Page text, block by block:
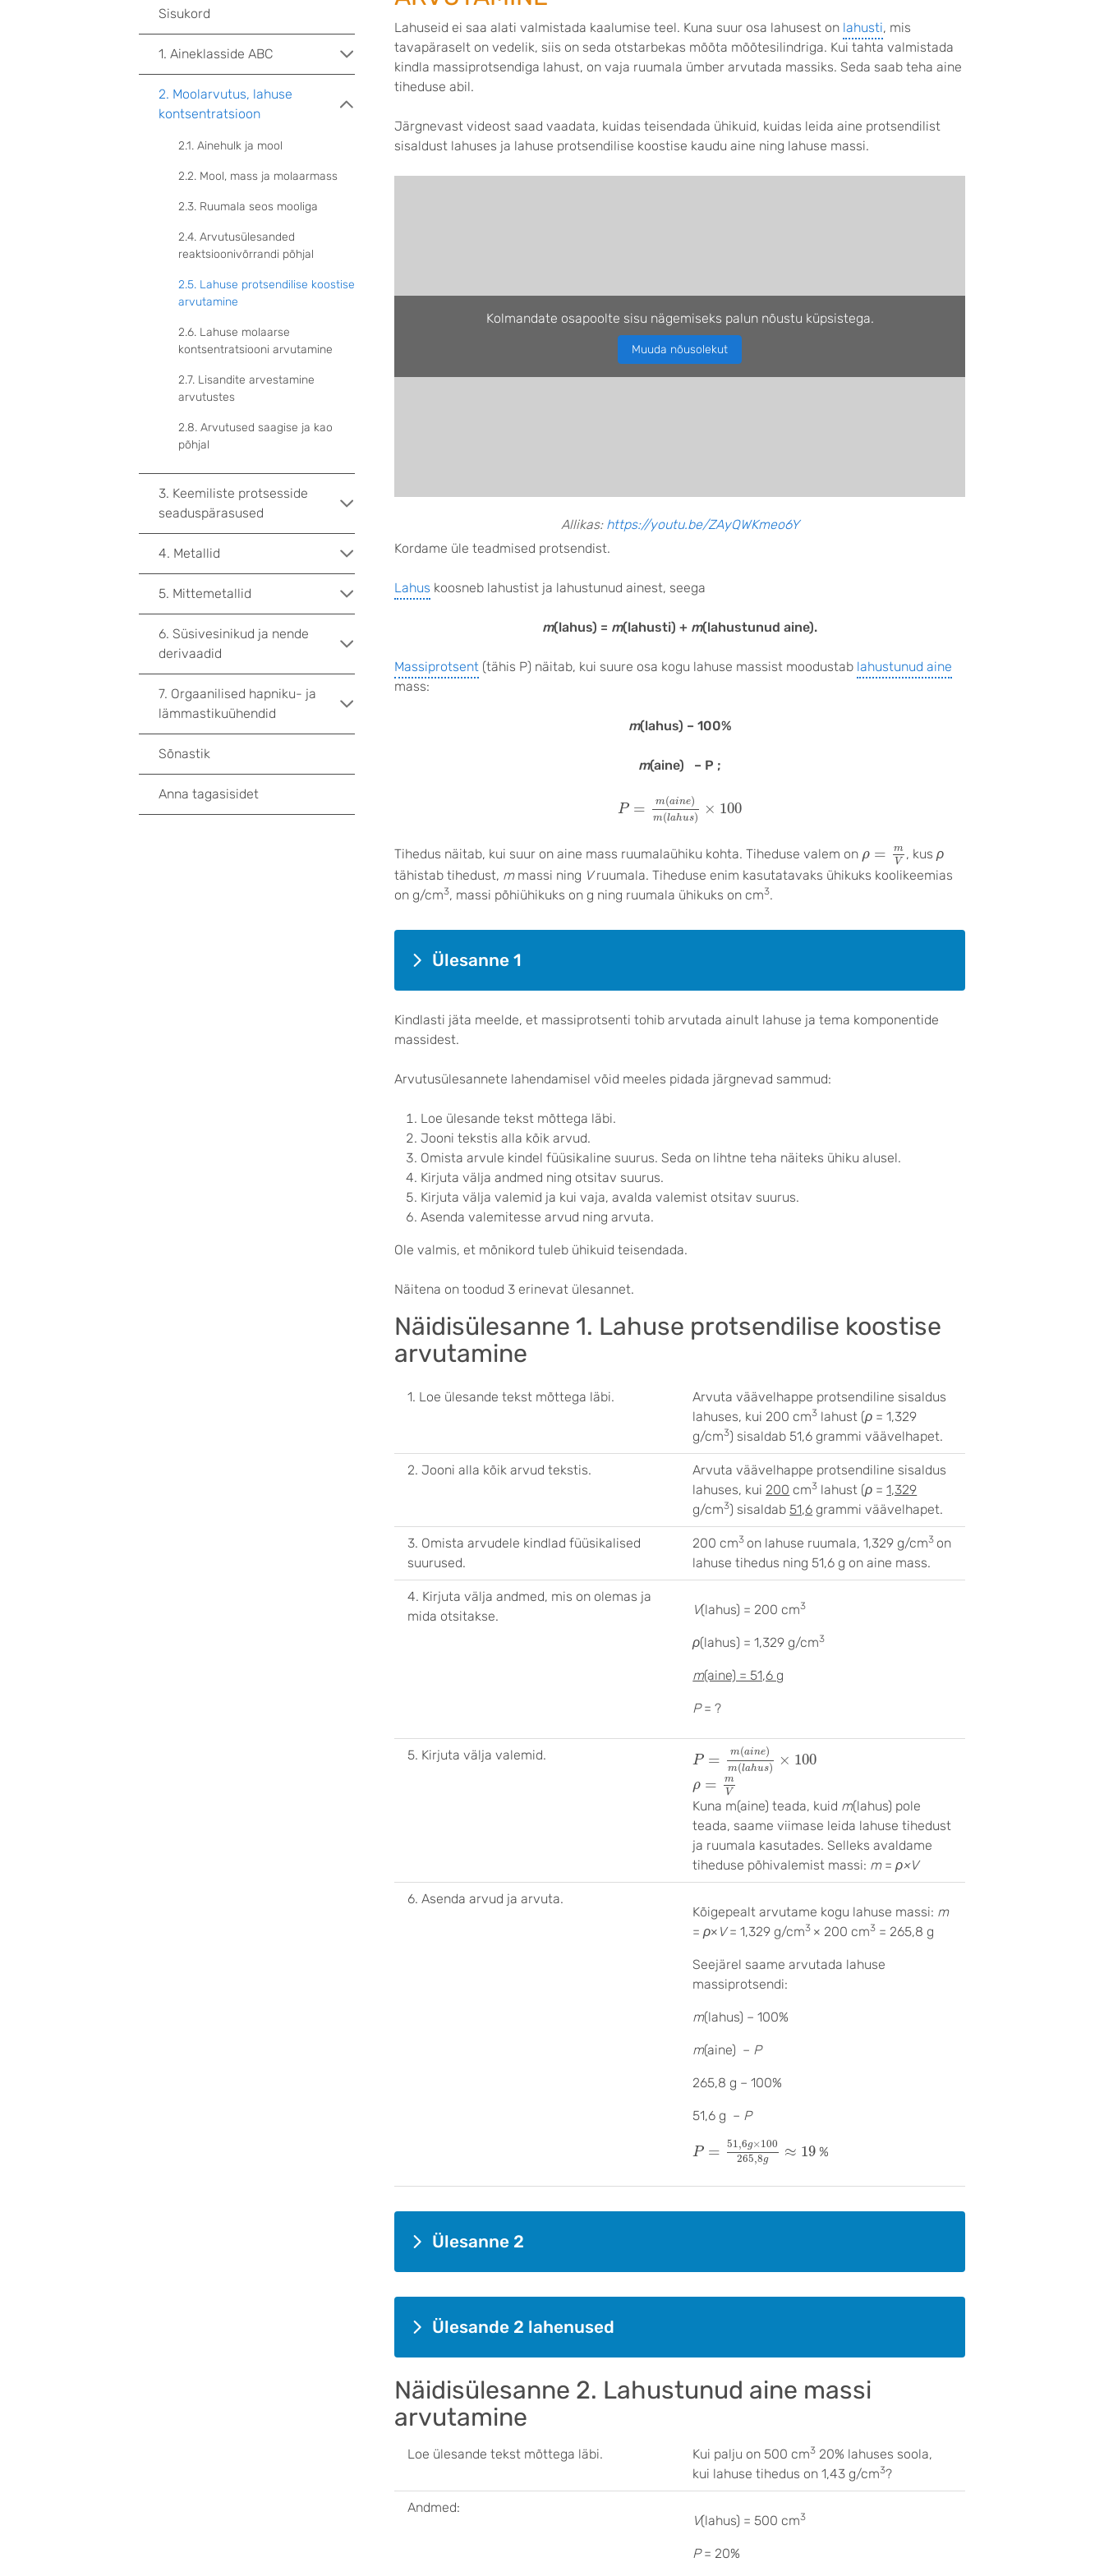
Lahuseid ei saa alati valmistada kaalumise teel. Kuna suur osa lahusest on lahusti, mis
tavapäraselt on vedelik, siis on seda otstarbekas mõõta mõõtesilindriga. Kui tahta valmistada
kindla massiprotsendiga lahust, on vaja ruumala ümber arvutada massiks. Seda saab teha aine
tiheduse abil.
Järgnevast videost saad vaadata, kuidas teisendada ühikuid, kuidas leida aine protsendilist
sisaldust lahuses ja lahuse protsendilise koostise kaudu aine ning lahuse massi.
Kolmandate osapoolte sisu nägemiseks palun nõustu küpsistega.
Muuda nõusolekut
Allikas: https://youtu.be/ZAyQWKmeo6Y
Kordame üle teadmised protsendist.
Lahus koosneb lahustist ja lahustunud ainest, seega
m(lahus) = m(lahusti) + m(lahustunud aine).
Massiprotsent (tähis P) näitab, kui suure osa kogu lahuse massist moodustab lahustunud aine
mass:
m(lahus) – 100%
m(aine) – P ;
P = m(aine)
m(lahus) × 100
aine)m
Tihedus näitab, kui suur on aine mass ruumalaühiku kohta. Tiheduse valem on ρ =
m
V
V , kusρ
tähistab tihedust, mmassi ning Vruumala. Tiheduse enim kasutatavaks ühikuks koolikeemias
on g/cm3, massi põhiühikuks on g ning ruumala ühikuks on cm3.
Ülesanne 1
Kindlasti jäta meelde, et massiprotsenti tohib arvutada ainult lahuse ja tema komponentide
massidest.
Arvutusülesannete lahendamisel võid meeles pidada järgnevad sammud:
Loe ülesande tekst mõttega läbi.
Jooni tekstis alla kõik arvud.
Omista arvule kindel füüsikaline suurus. Seda on lihtne teha näiteks ühiku alusel.
Kirjuta välja andmed ning otsitav suurus.
Kirjuta välja valemid ja kui vaja, avalda valemist otsitav suurus.
Asenda valemitesse arvud ning arvuta.
Ole valmis, et mõnikord tuleb ühikuid teisendada.
Näitena on toodud 3 erinevat ülesannet.
Näidisülesanne 1. Lahuse protsendilise koostise
arvutamine
1. Loe ülesande tekst mõttega läbi.
Arvuta väävelhappe protsendiline sisaldus
lahuses, kui 200 cm3 lahust (ρ = 1,329
g/cm3) sisaldab 51,6 grammi väävelhapet.
2. Jooni alla kõik arvud tekstis.
Arvuta väävelhappe protsendiline sisaldus
lahuses, kui 200 cm3 lahust (ρ =1,329
g/cm3) sisaldab51,6 grammi väävelhapet.
3. Omista arvudele kindlad füüsikalised
suurused.
200 cm3 on lahuse ruumala, 1,329 g/cm3 on
lahuse tihedus ning 51,6 g on aine mass.
4. Kirjuta välja andmed, mis on olemas ja
mida otsitakse.
V(lahus) = 200 cm3
ρ(lahus) = 1,329 g/cm3
m(aine) = 51,6 g
P= ?
5. Kirjuta välja valemid. P = m(aine)
m(lahus) × 100
aine)m
ρ =
m
V
ρ V
Kuna m(aine) teada, kuid m(lahus) pole
teada, saame viimase leida lahuse tihedust
ja ruumala kasutades. Selleks avaldame
tiheduse põhivalemist massi: m=ρ×V
6. Asenda arvud ja arvuta.
Kõigepealt arvutame kogu lahuse massi: m
=ρ× V= 1,329 g/cm3 × 200 cm3 = 265,8 g
Seejärel saame arvutada lahuse
massiprotsendi:
m(lahus) – 100%
m(aine) – P
265,8 g – 100%
51,6 g – P
P = 51,6g×100
265,8g ≈ 19
,6 g×100
%
Ülesanne 2
Ülesande 2 lahenused
Näidisülesanne 2. Lahustunud aine massi
arvutamine
Loe ülesande tekst mõttega läbi. Kui palju on 500 cm3 20% lahuses soola,
kui lahuse tihedus on 1,43 g/cm3?
Andmed:
V(lahus) = 500 cm3
P= 20%
Sisukord
1. Aineklasside ABC
2. Moolarvutus, lahuse
kontsentratsioon
2.1. Ainehulk ja mool
2.2. Mool, mass ja molaarmass
2.3. Ruumala seos mooliga
2.4. Arvutusülesanded
reaktsioonivõrrandi põhjal
2.5. Lahuse protsendilise koostise
arvutamine
2.6. Lahuse molaarse
kontsentratsiooni arvutamine
2.7. Lisandite arvestamine
arvutustes
2.8. Arvutused saagise ja kao
põhjal
3. Keemiliste protsesside
seaduspärasused
4. Metallid
5. Mittemetallid
6. Süsivesinikud ja nende
derivaadid
7. Orgaanilised hapniku- ja
lämmastikuühendid
Sõnastik
Anna tagasisidet